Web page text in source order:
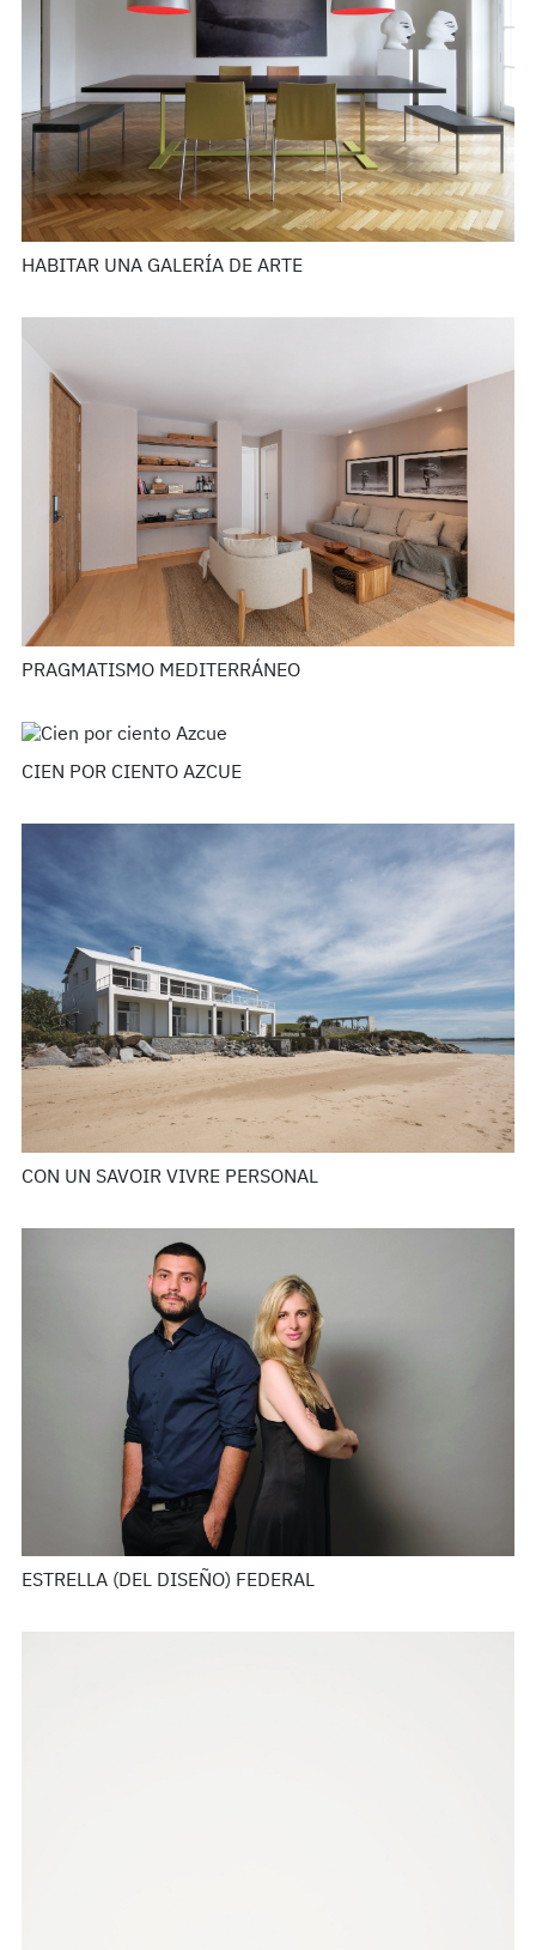
HABITAR UNA GALERÍA DE ARTE
PRAGMATISMO MEDITERRÁNEO
CIEN POR CIENTO AZCUE
CON UN SAVOIR VIVRE PERSONAL
ESTRELLA (DEL DISEÑO) FEDERAL